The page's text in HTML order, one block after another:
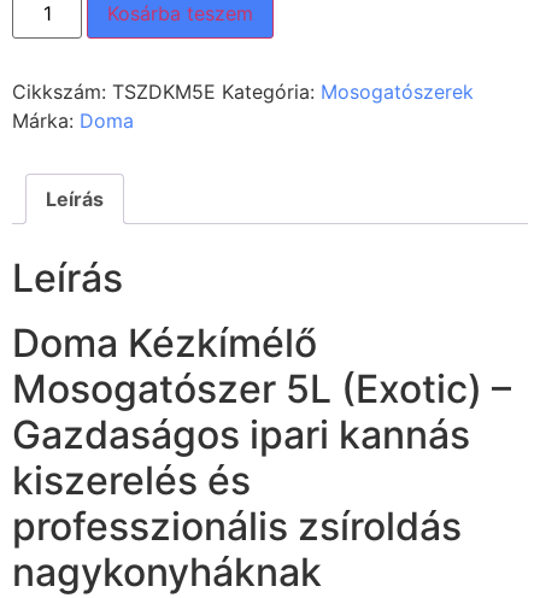
Kosárba teszem
Cikkszám: TSZDKM5E Kategória: Mosogatószerek
Márka: Doma
Leírás
Leírás
Doma Kézkímélő
Mosogatószer 5L (Exotic) –
Gazdaságos ipari kannás
kiszerelés és
professzionális zsíroldás
nagykonyháknak